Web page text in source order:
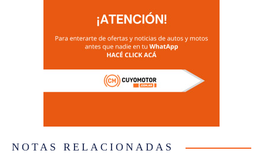
NOTAS RELACIONADAS